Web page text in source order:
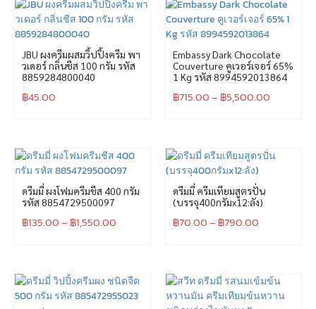
JBU ผงครีมผสมวิ้ปปิ้งครีม พา
วเดอร์ กลิ่นชีส 100 กรัม รหัส
8859284800040
฿45.00
Embassy Dark Chocolate
Couverture คูเวอร์เจอร์ 65%
1 Kg รหัส 8994592013864
฿715.00– ฿5,500.00
ดรีมมี่ ผงโฟมครีมชีส 400 กรัม
รหัส 8854729500097
฿135.00– ฿1,550.00
ดรีมมี่ ครีมเทียมสูตรปั่น
(บรรจุ400กรัมx12:ลัง)
฿70.00– ฿790.00